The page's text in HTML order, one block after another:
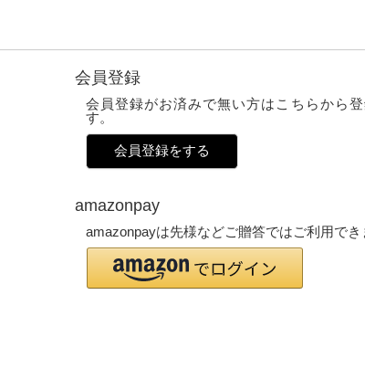
会員登録
会員登録がお済みで無い方はこちらから
す。
会員登録をする
amazonpay
amazonpayは先様などご贈答ではご利用でき